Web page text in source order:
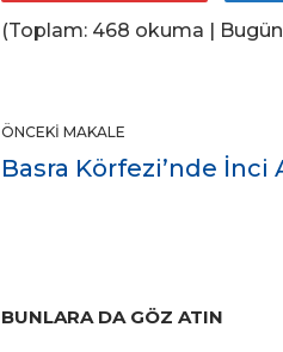
(Toplam: 468 okuma |
ÖNCEKI MAKALE
Basra Körfezi’nde İnci
BUNLARA DA GÖZ ATIN